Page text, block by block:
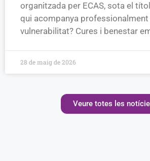
organitzada per ECAS, sota el
qui acompanya professionalment
vulnerabilitat? Cures i benestar
28 de maig de 2026
Veure totes les